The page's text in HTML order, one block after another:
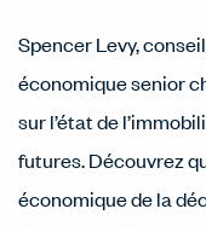
Spencer Levy,
économique senior
sur l’état de
futures. Découvrez
économique de la